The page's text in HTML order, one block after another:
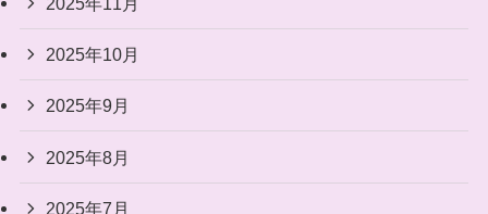
2025年10月
2025年9月
2025年8月
2025年7月